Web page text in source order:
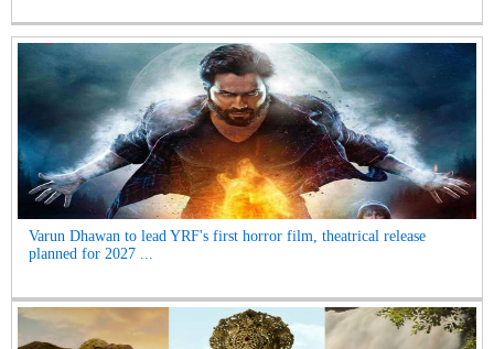
Varun Dhawan to lead YRF's first horror film, theatrical release
planned for 2027 ...